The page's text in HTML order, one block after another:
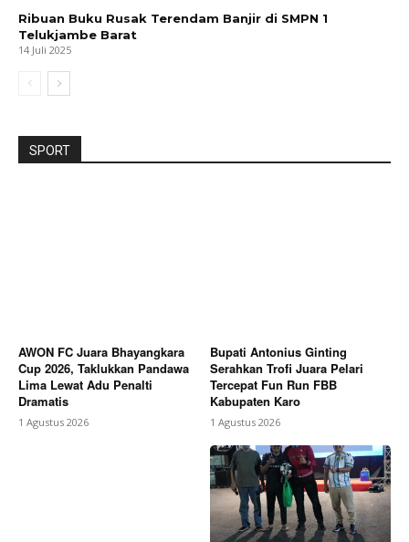
Ribuan Buku Rusak Terendam Banjir di SMPN 1
Telukjambe Barat
14 Juli 2025
SPORT
AWON FC Juara Bhayangkara
Cup 2026, Taklukkan Pandawa
Lima Lewat Adu Penalti
Dramatis
1 Agustus 2026
Bupati Antonius Ginting
Serahkan Trofi Juara Pelari
Tercepat Fun Run FBB
Kabupaten Karo
1 Agustus 2026